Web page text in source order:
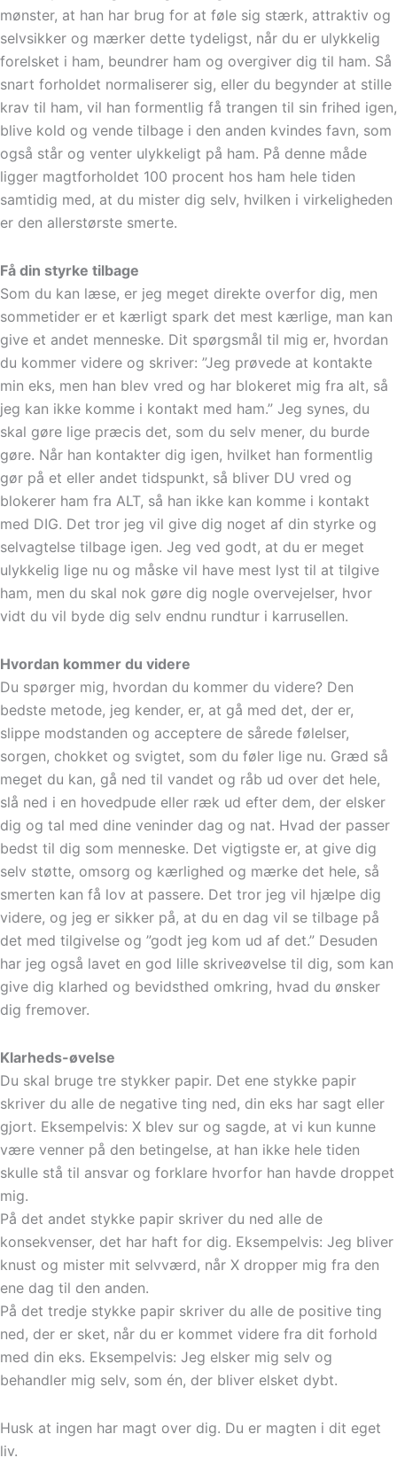
mønster, at han har brug for at føle sig stærk, attraktiv og
selvsikker og mærker dette tydeligst, når du er ulykkelig
forelsket i ham, beundrer ham og overgiver dig til ham. Så
snart forholdet normaliserer sig, eller du begynder at stille
krav til ham, vil han formentlig få trangen til sin frihed igen,
blive kold og vende tilbage i den anden kvindes favn, som
også står og venter ulykkeligt på ham. På denne måde
ligger magtforholdet 100 procent hos ham hele tiden
samtidig med, at du mister dig selv, hvilken i virkeligheden
er den allerstørste smerte.
Få din styrke tilbage
Som du kan læse, er jeg meget direkte overfor dig, men
sommetider er et kærligt spark det mest kærlige, man kan
give et andet menneske. Dit spørgsmål til mig er, hvordan
du kommer videre og skriver: ”Jeg prøvede at kontakte
min eks, men han blev vred og har blokeret mig fra alt, så
jeg kan ikke komme i kontakt med ham.” Jeg synes, du
skal gøre lige præcis det, som du selv mener, du burde
gøre. Når han kontakter dig igen, hvilket han formentlig
gør på et eller andet tidspunkt, så bliver DU vred og
blokerer ham fra ALT, så han ikke kan komme i kontakt
med DIG. Det tror jeg vil give dig noget af din styrke og
selvagtelse tilbage igen. Jeg ved godt, at du er meget
ulykkelig lige nu og måske vil have mest lyst til at tilgive
ham, men du skal nok gøre dig nogle overvejelser, hvor
vidt du vil byde dig selv endnu rundtur i karrusellen.
Hvordan kommer du videre
Du spørger mig, hvordan du kommer du videre? Den
bedste metode, jeg kender, er, at gå med det, der er,
slippe modstanden og acceptere de sårede følelser,
sorgen, chokket og svigtet, som du føler lige nu. Græd så
meget du kan, gå ned til vandet og råb ud over det hele,
slå ned i en hovedpude eller ræk ud efter dem, der elsker
dig og tal med dine veninder dag og nat. Hvad der passer
bedst til dig som menneske. Det vigtigste er, at give dig
selv støtte, omsorg og kærlighed og mærke det hele, så
smerten kan få lov at passere. Det tror jeg vil hjælpe dig
videre, og jeg er sikker på, at du en dag vil se tilbage på
det med tilgivelse og ”godt jeg kom ud af det.” Desuden
har jeg også lavet en god lille skriveøvelse til dig, som kan
give dig klarhed og bevidsthed omkring, hvad du ønsker
dig fremover.
Klarheds-øvelse
Du skal bruge tre stykker papir. Det ene stykke papir
skriver du alle de negative ting ned, din eks har sagt eller
gjort. Eksempelvis: X blev sur og sagde, at vi kun kunne
være venner på den betingelse, at han ikke hele tiden
skulle stå til ansvar og forklare hvorfor han havde droppet
mig.
På det andet stykke papir skriver du ned alle de
konsekvenser, det har haft for dig. Eksempelvis: Jeg bliver
knust og mister mit selvværd, når X dropper mig fra den
ene dag til den anden.
På det tredje stykke papir skriver du alle de positive ting
ned, der er sket, når du er kommet videre fra dit forhold
med din eks. Eksempelvis: Jeg elsker mig selv og
behandler mig selv, som én, der bliver elsket dybt.
Husk at ingen har magt over dig. Du er magten i dit eget
liv.